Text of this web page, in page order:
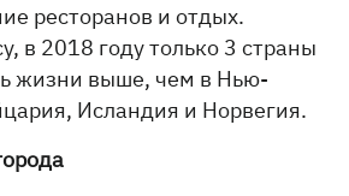
ресторанов и отдых.
в 2018 году только 3 страны
жизни выше, чем в Нью-
Исландия и Норвегия.